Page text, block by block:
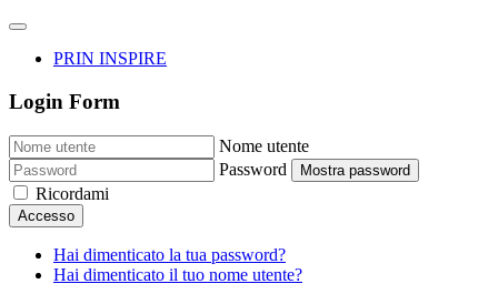
PRIN INSPIRE
Login Form
Nome utente
Password
Mostra password
Ricordami
Accesso
Hai dimenticato la tua password?
Hai dimenticato il tuo nome utente?